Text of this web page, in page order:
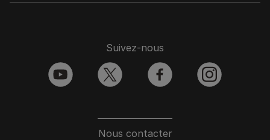
Nous contacter
Suivez-nous
youtube twitter facebook instagram